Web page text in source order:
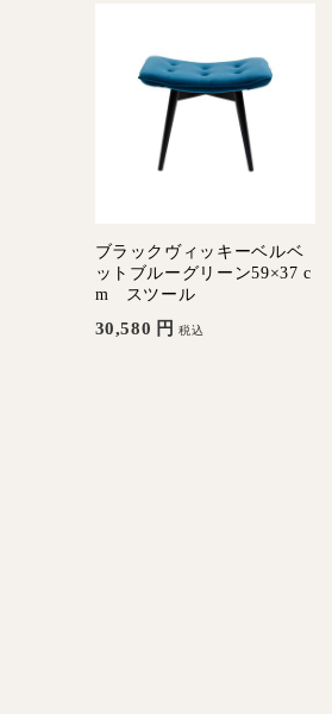
ブラックヴィッキーベルベ
ットブルーグリーン59×37 c
m スツール
30,580 円 税込